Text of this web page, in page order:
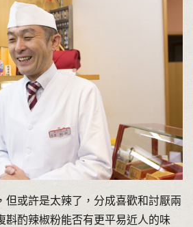
但或許是太辣了，分成喜歡和討厭兩
斟酌辣椒粉能否有更平易近人的味